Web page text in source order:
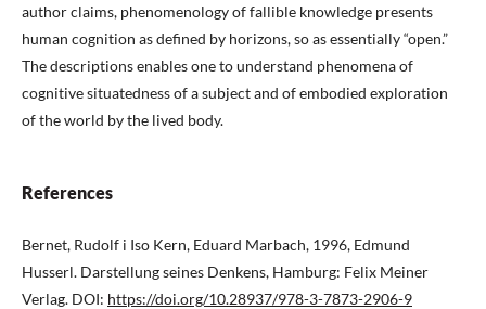
author claims, phenomenology of fallible knowledge presents
human cognition as defined by horizons, so as essentially “open.”
The descriptions enables one to understand phenomena of
cognitive situatedness of a subject and of embodied exploration
of the world by the lived body.
References
Bernet, Rudolf i Iso Kern, Eduard Marbach, 1996, Edmund
Husserl. Darstellung seines Denkens, Hamburg: Felix Meiner
Verlag. DOI: https://doi.org/10.28937/978-3-7873-2906-9